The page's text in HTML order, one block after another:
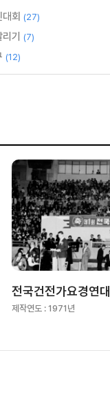
회 (27)
기 (7)
(12)
전국건전가요경연
제작연도 : 1971년